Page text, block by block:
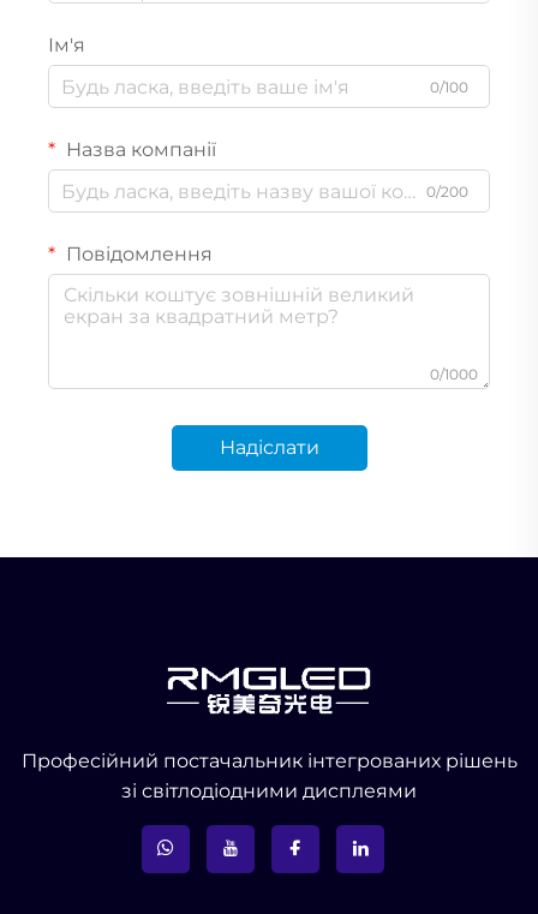
Ім'я
0/100
Назва компанії
0/200
Повідомлення
0/1000
Надіслати
Професійний постачальник інтегрованих рішень
зі світлодіодними дисплеями